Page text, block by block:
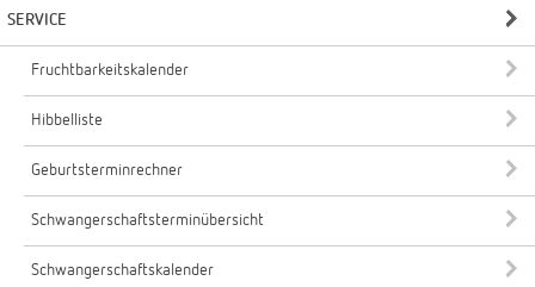
SERVICE
Fruchtbarkeitskalender
Hibbelliste
Geburtsterminrechner
Schwangerschaftsterminübersicht
Schwangerschaftskalender